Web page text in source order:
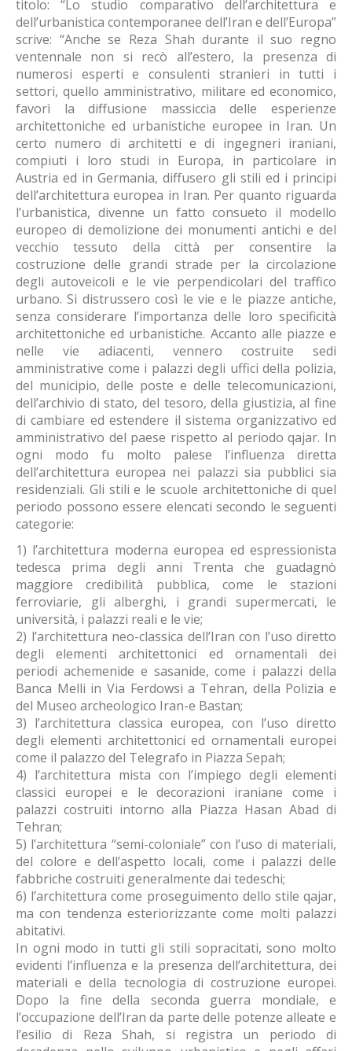
titolo: “Lo studio comparativo dell’architettura e
dell’urbanistica contemporanee dell’Iran e dell’Europa”
scrive: “Anche se Reza Shah durante il suo regno
ventennale non si recò all’estero, la presenza di
numerosi esperti e consulenti stranieri in tutti i
settori, quello amministrativo, militare ed economico,
favorì la diffusione massiccia delle esperienze
architettoniche ed urbanistiche europee in Iran. Un
certo numero di architetti e di ingegneri iraniani,
compiuti i loro studi in Europa, in particolare in
Austria ed in Germania, diffusero gli stili ed i principi
dell’architettura europea in Iran. Per quanto riguarda
l’urbanistica, divenne un fatto consueto il modello
europeo di demolizione dei monumenti antichi e del
vecchio tessuto della città per consentire la
costruzione delle grandi strade per la circolazione
degli autoveicoli e le vie perpendicolari del traffico
urbano. Si distrussero così le vie e le piazze antiche,
senza considerare l’importanza delle loro specificità
architettoniche ed urbanistiche. Accanto alle piazze e
nelle vie adiacenti, vennero costruite sedi
amministrative come i palazzi degli uffici della polizia,
del municipio, delle poste e delle telecomunicazioni,
dell’archivio di stato, del tesoro, della giustizia, al fine
di cambiare ed estendere il sistema organizzativo ed
amministrativo del paese rispetto al periodo qajar. In
ogni modo fu molto palese l’influenza diretta
dell’architettura europea nei palazzi sia pubblici sia
residenziali. Gli stili e le scuole architettoniche di quel
periodo possono essere elencati secondo le seguenti
categorie:
1) l’architettura moderna europea ed espressionista
tedesca prima degli anni Trenta che guadagnò
maggiore credibilità pubblica, come le stazioni
ferroviarie, gli alberghi, i grandi supermercati, le
università, i palazzi reali e le vie;
2) l’architettura neo-classica dell’Iran con l’uso diretto
degli elementi architettonici ed ornamentali dei
periodi achemenide e sasanide, come i palazzi della
Banca Melli in Via Ferdowsi a Tehran, della Polizia e
del Museo archeologico Iran-e Bastan;
3) l’architettura classica europea, con l’uso diretto
degli elementi architettonici ed ornamentali europei
come il palazzo del Telegrafo in Piazza Sepah;
4) l’architettura mista con l’impiego degli elementi
classici europei e le decorazioni iraniane come i
palazzi costruiti intorno alla Piazza Hasan Abad di
Tehran;
5) l’architettura “semi-coloniale” con l’uso di materiali,
del colore e dell’aspetto locali, come i palazzi delle
fabbriche costruiti generalmente dai tedeschi;
6) l’architettura come proseguimento dello stile qajar,
ma con tendenza esteriorizzante come molti palazzi
abitativi.
In ogni modo in tutti gli stili sopracitati, sono molto
evidenti l’influenza e la presenza dell’architettura, dei
materiali e della tecnologia di costruzione europei.
Dopo la fine della seconda guerra mondiale, e
l’occupazione dell’Iran da parte delle potenze alleate e
l’esilio di Reza Shah, si registra un periodo di